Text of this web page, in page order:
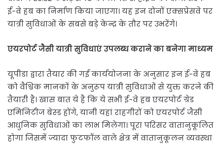
ई-वे हब का निर्माण किया जाएगा। यह इन दोनों एक्सप्रेसवे पर
यात्री सुविधाओं के सबसे बड़े केन्द्र के तौर पर उभरेंगे।
एयरपोर्ट जैसी यात्री सुविधाएं उपलब्ध कराने का बनेगा माध्यम
यूपीडा द्वारा तैयार की गई कार्ययोजना के अनुसार इन ई-वे हब
को वैश्विक मानकों के अनुरूप यात्री सुविधाओं से युक्त करने की
तैयारी है। खास बात ये है कि ये सभी ई-वे हब एयरपोर्ट ग्रेड
एमिनिटीज बेस्ड होंगे, यानी यहां राहगीरों को एयरपोर्ट जैसी
आधुनिक सुविधाओं का लाभ मिलेगा। पूरा परिसर वातानुकूलित
होगा जिसमें ज्यादा फुटफॉल वाले क्षेत्र में वातानुकूलन व्यवस्था